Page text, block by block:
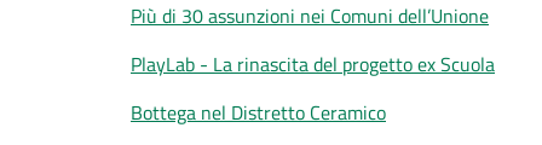
Più di 30 assunzioni nei Comuni dell’Unione
PlayLab - La rinascita del progetto ex Scuola
Bottega nel Distretto Ceramico